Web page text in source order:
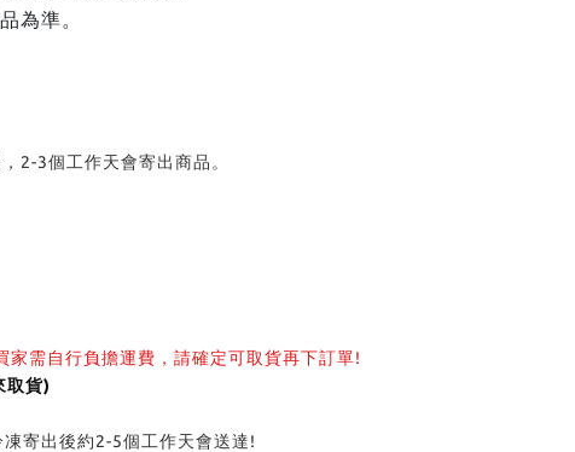
為準。
2-3個工作天會寄出商品。
家需自行負擔運費，請確定可取貨再下訂單!
取貨)
出後約2-5個工作天會送達!